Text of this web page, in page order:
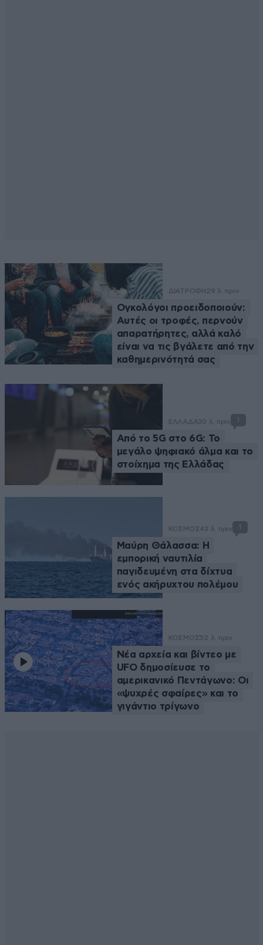
ΔΙΑΤΡΟΦΗ 29 λ. πριν
Ογκολόγοι προειδοποιούν:
Αυτές οι τροφές, περνούν
απαρατήρητες, αλλά καλό
είναι να τις βγάλετε από την
καθημερινότητά σας
ΕΛΛΑΔΑ30 λ. πριν
Από το 5G στο 6G: Το
μεγάλο ψηφιακό άλμα και το
στοίχημα της Ελλάδας
ΚΟΣΜΟΣ43 λ. πριν 1
Μαύρη Θάλασσα: Η
εμπορική ναυτιλία
παγιδευμένη στα δίχτυα
ενός ακήρυχτου πολέμου
ΚΟΣΜΟΣ52 λ. πριν
Νέα αρχεία και βίντεο με
UFO δημοσίευσε το
αμερικανικό Πεντάγωνο: Οι
«ψυχρές σφαίρες» και το
γιγάντιο τρίγωνο